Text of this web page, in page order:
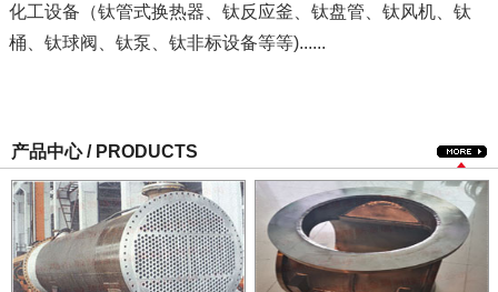
化工设备（钛管式换热器、钛反应釜、钛盘管、钛风机、钛
桶、钛球阀、钛泵、钛非标设备等等)......
产品中心 / PRODUCTS